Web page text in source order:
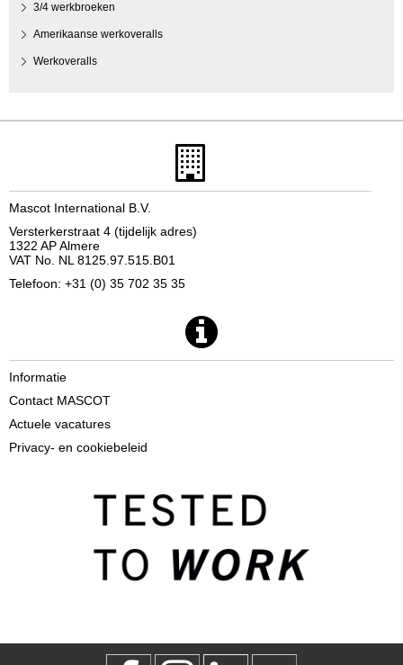
3/4 werkbroeken
Amerikaanse werkoveralls
Werkoveralls
Mascot International B.V.
Versterkerstraat 4 (tijdelijk adres)
1322 AP Almere
VAT No. NL 8125.97.515.B01
Telefoon: +31 (0) 35 702 35 35
Informatie
Contact MASCOT
Actuele vacatures
Privacy- en cookiebeleid